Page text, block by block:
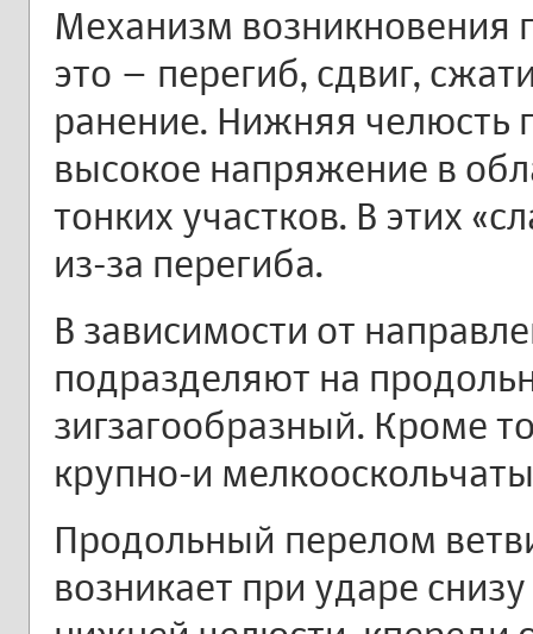
Механизм
это – перегиб, сдвиг,
ранение. Нижняя челюсть
высокое напряжение в
тонких участков. В этих
из-за перегиба.
В зависимости от
подразделяют на
зигзагообразный. Кроме
крупно-и
Продольный перелом
возникает при ударе